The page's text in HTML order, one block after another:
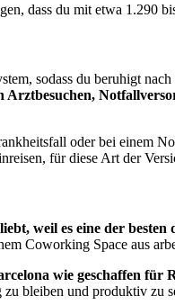
dass du mit etwa 1.290
sodass du beruhigt
oder bei einem
für diese Art der
weil es eine der
Coworking Space aus
wie geschaffen für
bleiben und produktiv zu